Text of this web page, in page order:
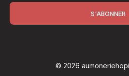
S'ABONNER
© 2026